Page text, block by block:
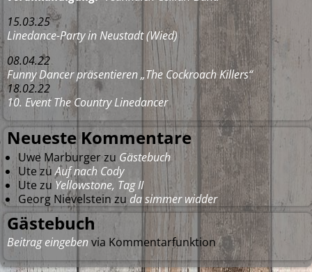
15.03.25
Linedance-Party in Neustadt (Wied)
08.04.22
Funny Dancer präsentieren „The Cockroach Killers“
18.02.22
10. Event The Country Linedancer
Neueste Kommentare
Uwe Marburgerzu Gästebuch
UtezuAuf nach Cody
Ute zu Yellowstone, Tag II
Georg Nievelsteinzu da simmer widder
Gästebuch
Beitrag eingebenvia Kommentarfunktion